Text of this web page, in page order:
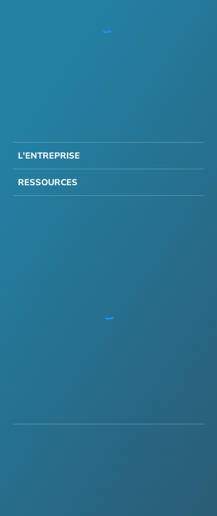
L'ENTREPRISE
RESSOURCES